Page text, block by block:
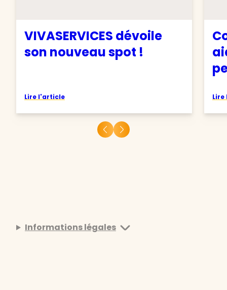
VIVASERVICES dévoile
son nouveau spot !
Lire l'article
Informations légales